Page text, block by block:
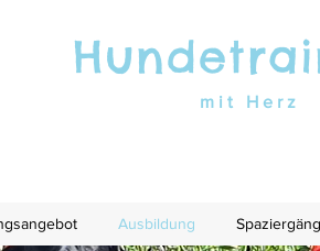
mit Herz
Ausbildung